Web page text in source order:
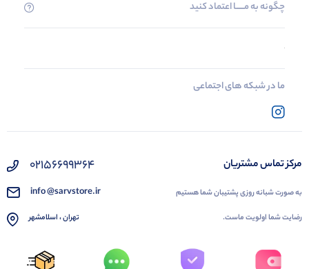
چگونه به مــــــا اعتماد کنید
ما در شبکه های اجتماعی
مرکز تماس مشتریان
به صورت شبانه روزی پشتیبان شما هستیم
رضایت شما اولویت ماست.
02156699364
info @sarvstore.ir
تهران ، اسلامشهر